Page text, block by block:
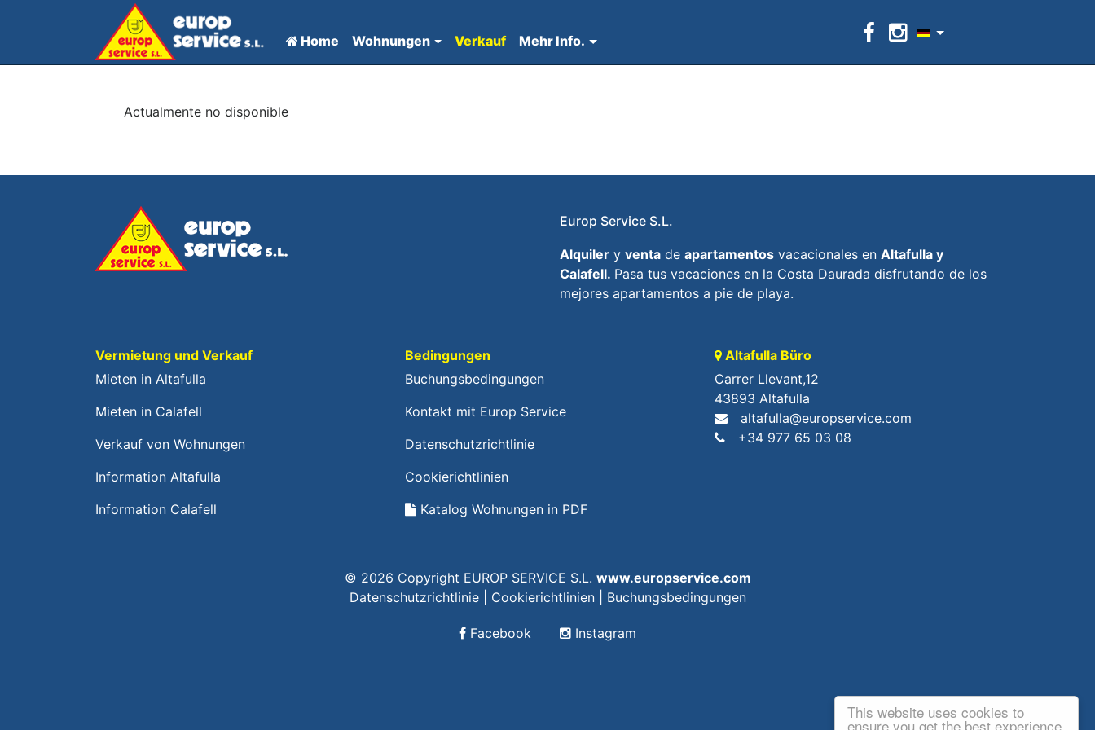
This website uses cookies to
ensure you get the best experience
Home Wohnungen Verkauf Mehr Info.
Actualmente no disponible
Europ Service S.L.
Alquiler y venta de apartamentos vacacionales en Altafulla y
Calafell. Pasa tus vacaciones en la Costa Daurada disfrutando de los
mejores apartamentos a pie de playa.
Vermietung und Verkauf
Mieten in Altafulla
Mieten in Calafell
Verkauf von Wohnungen
Information Altafulla
Information Calafell
Bedingungen
Buchungsbedingungen
Kontakt mit Europ Service
Datenschutzrichtlinie
Cookierichtlinien
Katalog Wohnungen in PDF
Altafulla Büro
Carrer Llevant,12
43893 Altafulla
altafulla@europservice.com
+34 977 65 03 08
© 2026 Copyright EUROP SERVICE S.L. www.europservice.com
Datenschutzrichtlinie| Cookierichtlinien| Buchungsbedingungen
Facebook Instagram